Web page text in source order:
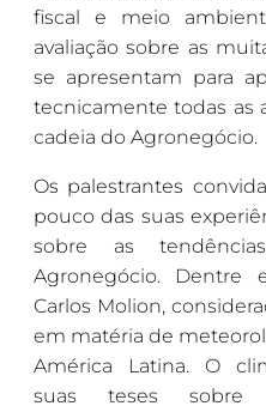
fiscal e meio
avaliação sobre as
se apresentam para
tecnicamente todas as
cadeia do Agronegócio.
Os palestrantes
pouco das suas
sobre as
Agronegócio. Dentre
Carlos Molion,
em matéria de
América Latina. O
suas teses